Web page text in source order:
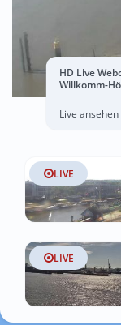
HD Live
Willkomm-
Live ansehen
LIVE
LIVE